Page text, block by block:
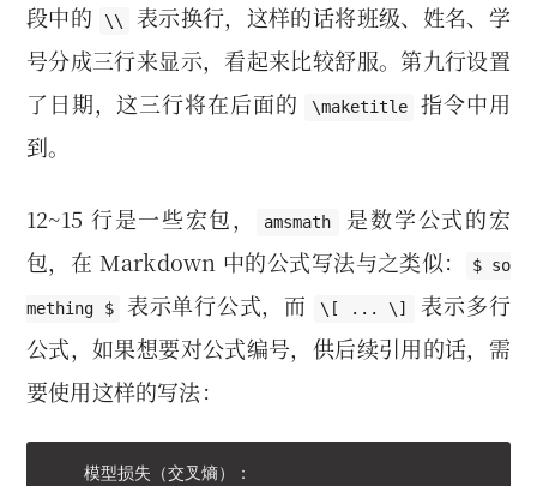
段中的
\\
表示换行，这样的话将班级、姓名、学
号分成三行来显示，看起来比较舒服。第九行设置
了日期，这三行将在后面的
\maketitle
指令中用
到。
12~15 行是一些宏包， amsmath
是数学公式的宏
包，在 Markdown 中的公式写法与之类似：
$ so
mething $ 表示单行公式，而 \[ ... \]
表示多行
公式，如果想要对公式编号，供后续引用的话，需
要使用这样的写法：
    模型损失（交叉熵）：